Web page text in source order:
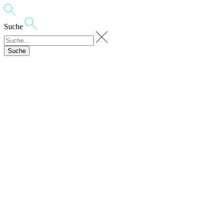
Suche
Suche